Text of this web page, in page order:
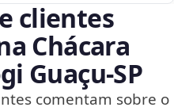
clientes
Chácara
Guaçu‑SP
comentam sobre o